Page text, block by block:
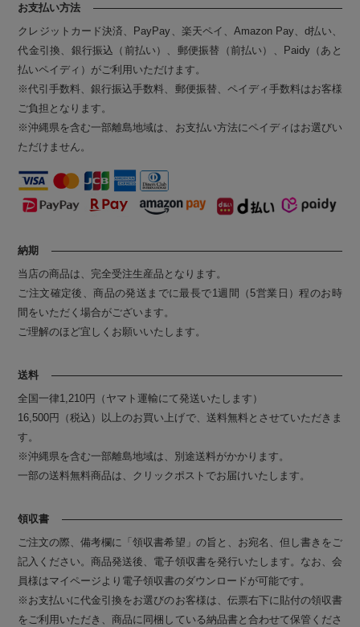
お支払い方法
クレジットカード決済、PayPay、楽天ペイ、Amazon Pay、d払い、
代金引換、銀行振込（前払い）、郵便振替（前払い）、Paidy（あと
払いペイディ）がご利用いただけます。
※代引手数料、銀行振込手数料、郵便振替、ペイディ手数料はお客様
ご負担となります。
※沖縄県を含む一部離島地域は、お支払い方法にペイディはお選びい
ただけません。
納期
当店の商品は、完全受注生産品となります。
ご注文確定後、商品の発送までに最長で1週間（5営業日）程のお時
間をいただく場合がございます。
ご理解のほど宜しくお願いいたします。
送料
全国一律1,210円（ヤマト運輸にて発送いたします）
16,500円（税込）以上のお買い上げで、送料無料とさせていただきま
す。
※沖縄県を含む一部離島地域は、別途送料がかかります。
一部の送料無料商品は、クリックポストでお届けいたします。
領収書
ご注文の際、備考欄に「領収書希望」の旨と、お宛名、但し書きをご
記入ください。商品発送後、電子領収書を発行いたします。なお、会
員様はマイページより電子領収書のダウンロードが可能です。
※お支払いに代金引換をお選びのお客様は、伝票右下に貼付の領収書
をご利用いただき、商品に同梱している納品書と合わせて保管くださ